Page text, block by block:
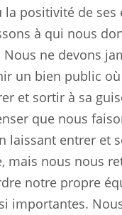
la positivité de ses
à qui nous
Nous ne devons
un bien public
et sortir à sa
que nous
laissant entrer et
mais nous nous
notre propre
importantes.